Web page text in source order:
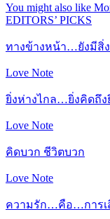
You might also like
EDITORS’ PICKS
ทางข้างหน้า…ยังมีสิ่
Love Note
ยิ่งห่างไกล…ยิ่งคิดถึ
Love Note
คิดบวก ชีวิตบวก
Love Note
ความรัก…คือ…การเ